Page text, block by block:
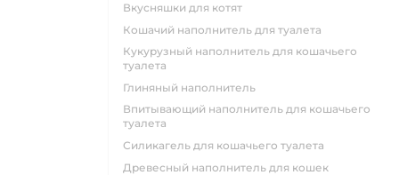
вкусняшки для котят
кошачий наполнитель для туалета
кукурузный наполнитель для кошачьего
туалета
глиняный наполнитель
впитывающий наполнитель для кошачьего
туалета
силикагель для кошачьего туалета
древесный наполнитель для кошек